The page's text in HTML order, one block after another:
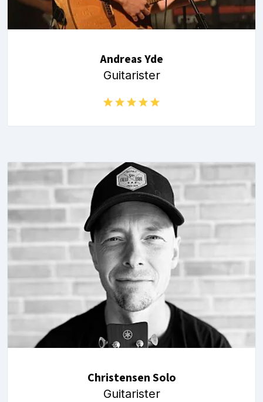
Andreas Yde
Guitarister
Christensen Solo
Guitarister